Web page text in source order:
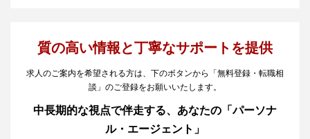
質の高い情報と丁寧なサポートを提供
求人のご案内を希望される方は、下のボタンから「無料登録・転職相
談」のご登録をお願いいたします。
中長期的な視点で伴走する、あなたの「パーソナ
ル・エージェント」